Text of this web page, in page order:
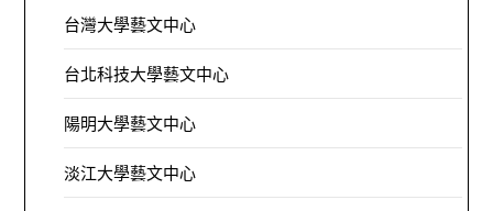
台灣大學藝文中心
台北科技大學藝文中心
陽明大學藝文中心
淡江大學藝文中心